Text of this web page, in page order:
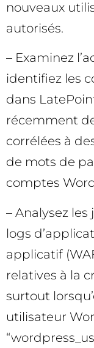
nouveaux
autorisés.
– Examinez
identifiez les
dans
récemment
corrélées à
de mots de
comptes
– Analysez
logs
applicatif
relatives à la
surtout
utilisateur